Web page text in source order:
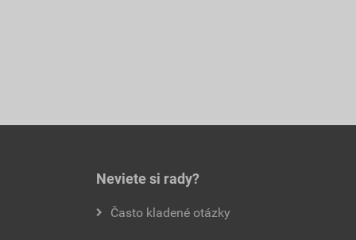
Neviete si rady?
Často kladené otázky